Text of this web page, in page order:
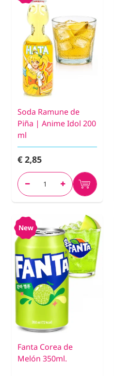
Soda Ramune de
Piña | Anime Idol 200
ml
€ 2,85
New
Fanta Corea de
Melón 350ml.